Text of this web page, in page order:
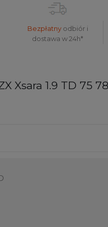
Bezpłatnyodbiór i
dostawa w 24h*
Xsara 1.9 TD 75